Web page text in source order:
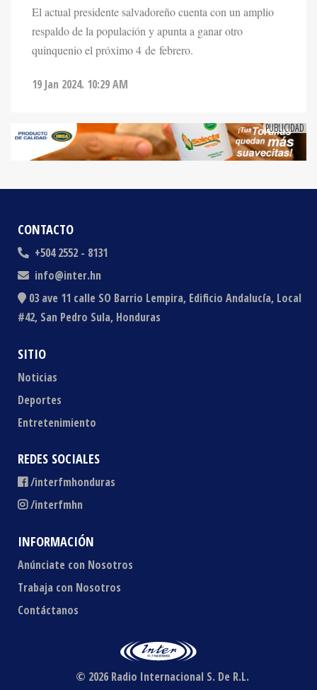
respaldo de la populación y apunta a ganar otro
quinquenio el próximo 4 de febrero.
CONTACTO
+504 2552 - 8131
info@inter.hn
03 ave 11 calle SO Barrio Lempira, Edificio Andalucía, Local
#42, San Pedro Sula, Honduras
SITIO
Noticias
Deportes
Entretenimiento
REDES SOCIALES
/interfmhonduras
/interfmhn
INFORMACIÓN
Anúnciate con Nosotros
Trabaja con Nosotros
Contáctanos
© 2026 Radio Internacional S. De R.L.